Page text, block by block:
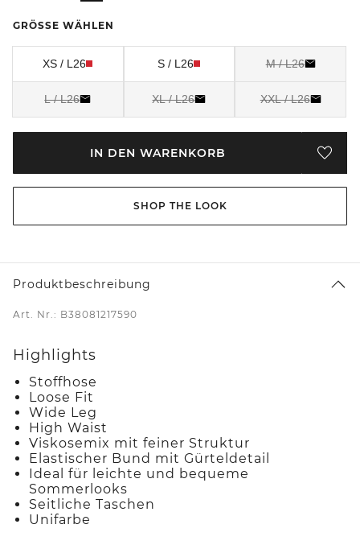
GRÖSSE WÄHLEN
XS / L26 S / L26 M / L26
L / L26 XL / L26 XXL / L26
IN DEN WARENKORB
SHOP THE LOOK
Produktbeschreibung
Art. Nr.: B38081217590
Highlights
Stoffhose
Loose Fit
Wide Leg
High Waist
Viskosemix mit feiner Struktur
Elastischer Bund mit Gürteldetail
Ideal für leichte und bequeme
Sommerlooks
Seitliche Taschen
Unifarbe